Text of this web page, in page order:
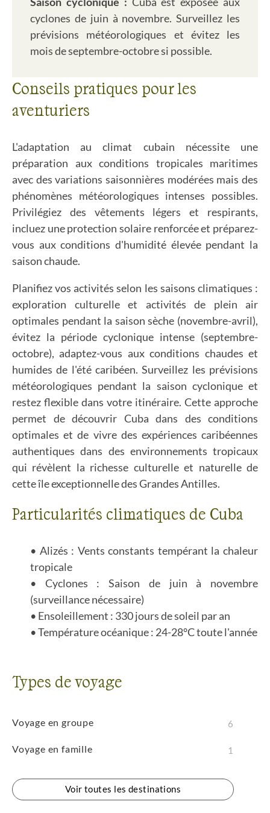
cyclones de juin à novembre. Surveillez les
prévisions météorologiques et évitez les
mois de septembre-octobre si possible.
Conseils pratiques pour les
aventuriers
L'adaptation au climat cubain nécessite une
préparation aux conditions tropicales maritimes
avec des variations saisonnières modérées mais des
phénomènes météorologiques intenses possibles.
Privilégiez des vêtements légers et respirants,
incluez une protection solaire renforcée et préparez-
vous aux conditions d'humidité élevée pendant la
saison chaude.
Planifiez vos activités selon les saisons climatiques :
exploration culturelle et activités de plein air
optimales pendant la saison sèche (novembre-avril),
évitez la période cyclonique intense (septembre-
octobre), adaptez-vous aux conditions chaudes et
humides de l'été caribéen. Surveillez les prévisions
météorologiques pendant la saison cyclonique et
restez flexible dans votre itinéraire. Cette approche
permet de découvrir Cuba dans des conditions
optimales et de vivre des expériences caribéennes
authentiques dans des environnements tropicaux
qui révèlent la richesse culturelle et naturelle de
cette île exceptionnelle des Grandes Antilles.
Particularités climatiques de Cuba
Alizés : Vents constants tempérant la chaleur
tropicale
Cyclones : Saison de juin à novembre
(surveillance nécessaire)
Ensoleillement : 330 jours de soleil par an
Température océanique : 24-28°C toute l'année
Types de voyage
Voyage en groupe 6
Voyage en famille 1
Voir toutes les destinations